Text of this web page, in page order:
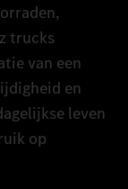
trucks
van een
en
leven
op